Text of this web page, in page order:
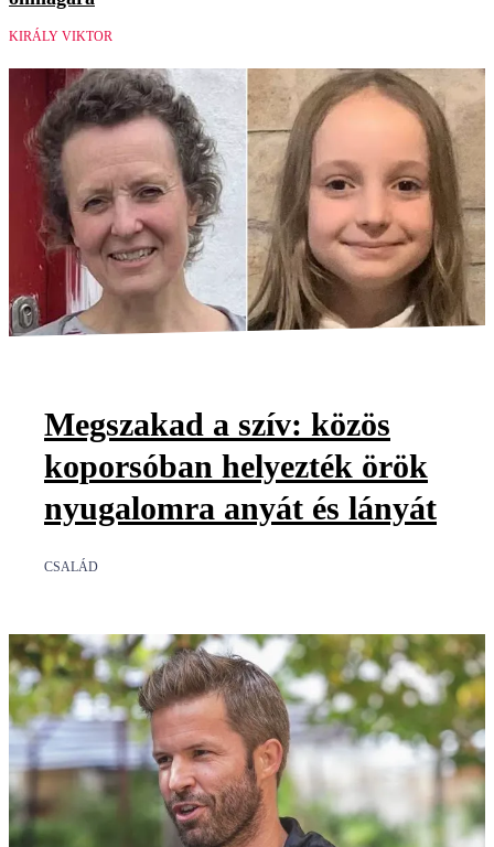
KIRÁLY VIKTOR
Megszakad a szív: közös
koporsóban helyezték örök
nyugalomra anyát és lányát
CSALÁD